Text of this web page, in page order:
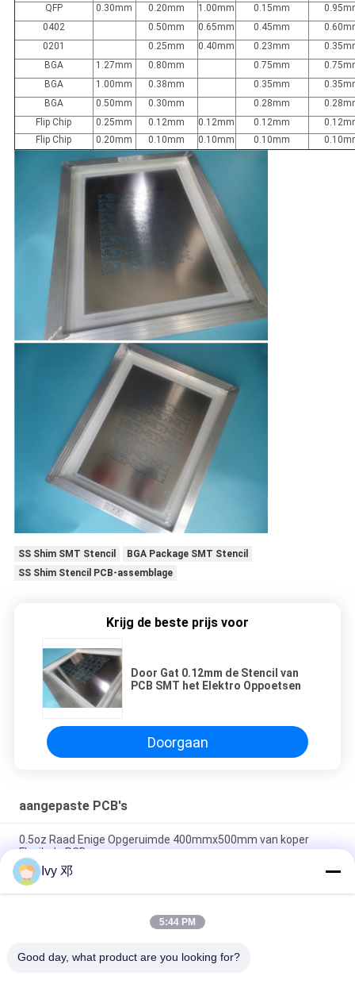
QFP
0.30mm 0.20mm 1.00mm 0.15mm
0402
0.50mm 0.65mm 0.45mm
0201
0.25mm 0.40mm 0.23mm
BGA
1.27mm 0.80mm 0.75mm
BGA
1.00mm 0.38mm 0.35mm
BGA
0.50mm 0.30mm 0.28mm
Flip Chip
0.25mm 0.12mm 0.12mm 0.12mm
Flip Chip
0.20mm 0.10mm 0.10mm 0.10mm
SS Shim SMT Stencil
BGA Package SMT Stencil
SS Shim Stencil PCB-assemblage
Krijg de beste prijs voor
Door Gat 0.12mm de Stencil van
PCB SMT het Elektro Oppoetsen
Doorgaan
aangepaste PCB's
0.5oz Raad Enige Opgeruimde 400mmx500mm van koper
Flexibele PCB
Dubbele Laag 0.25mm Flexibele PCB-Raad met Polyimide-
Versteviger
Flexibele Gedrukte FPC-Kringsraad Enige Opgeruimde
Ivy 邓
5:44 PM
Good day, what product are you looking for?